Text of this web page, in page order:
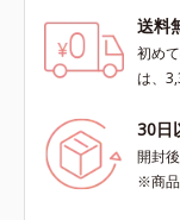
送料
初め
は、
30日
開封
※商品